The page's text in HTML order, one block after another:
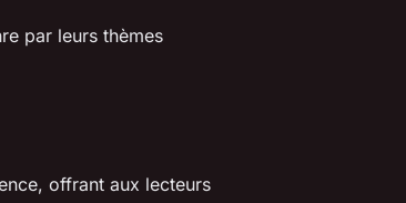
par leurs thèmes
offrant aux lecteurs